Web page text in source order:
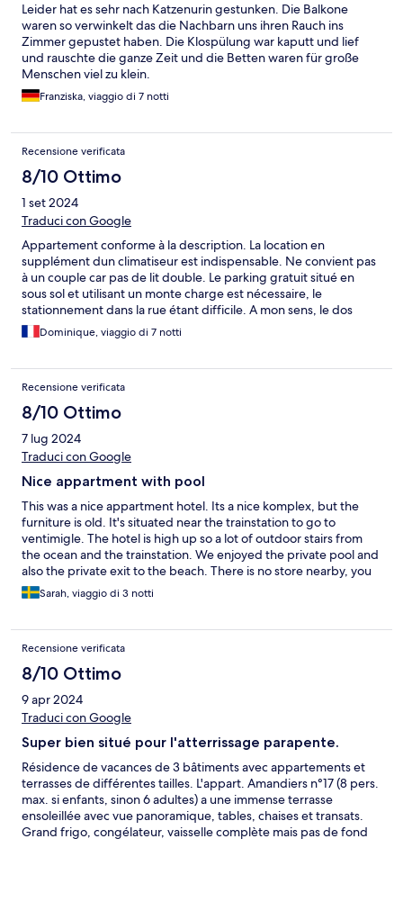
Leider hat es sehr nach Katzenurin gestunken. Die Balkone
waren so verwinkelt das die Nachbarn uns ihren Rauch ins
Zimmer gepustet haben. Die Klospülung war kaputt und lief
und rauschte die ganze Zeit und die Betten waren für große
Menschen viel zu klein.
Franziska, viaggio di 7 notti
Recensione verificata
8/10 Ottimo
1 set 2024
Traduci con Google
Appartement conforme à la description. La location en
supplément dun climatiseur est indispensable. Ne convient pas
à un couple car pas de lit double. Le parking gratuit situé en
sous sol et utilisant un monte charge est nécessaire, le
stationnement dans la rue étant difficile. A mon sens, le dos
d'âne à l'entrée du monte charge étroit est cependant cause de
difficulté.
Dominique, viaggio di 7 notti
Recensione verificata
8/10 Ottimo
7 lug 2024
Traduci con Google
Nice appartment with pool
This was a nice appartment hotel. Its a nice komplex, but the
furniture is old. It's situated near the trainstation to go to
ventimigle. The hotel is high up so a lot of outdoor stairs from
the ocean and the trainstation. We enjoyed the private pool and
also the private exit to the beach. There is no store nearby, you
have to go by bus to buy food. No nearby restaurants that are
open late. The vending machine was much appreciated to buy
has air condition, thats not true. You can rent a portable ac,
helped a lot , but it didn't reach the room in the back. The staff
was very friendly, nice bakery service, you could order bread for
breakfast. It's an appartment so you have to bring toilet paper
and dishing soap. We are satisfied with our stay, good value for
your money.
Sarah, viaggio di 3 notti
Recensione verificata
8/10 Ottimo
9 apr 2024
Traduci con Google
Super bien situé pour l'atterrissage parapente.
Résidence de vacances de 3 bâtiments avec appartements et
terrasses de différentes tailles. L'appart. Amandiers n°17 (8 pers.
max. si enfants, sinon 6 adultes) a une immense terrasse
ensoleillée avec vue panoramique, tables, chaises et transats.
Grand frigo, congélateur, vaisselle complète mais pas de fond